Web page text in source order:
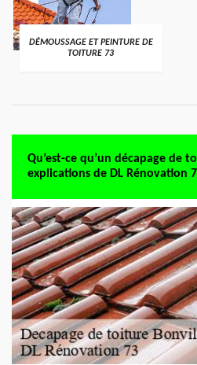
DÉMOUSSAGE ET PEINTURE DE
TOITURE 73
Qu’est-ce qu’un décapage de
explications de DL Rénovation